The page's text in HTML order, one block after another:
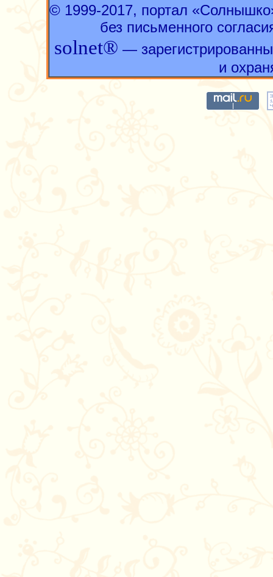
© 1999-2017, портал
без письменного
solnet® —
и